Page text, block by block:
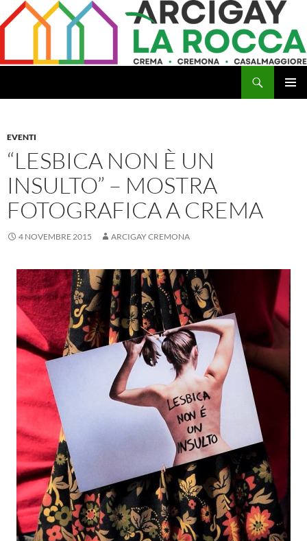
al
EVENTI
“LESBICA NON È UN
INSULTO” – MOSTRA
FOTOGRAFICA A CREMA
4 NOVEMBRE 2015 ARCIGAY CREMONA